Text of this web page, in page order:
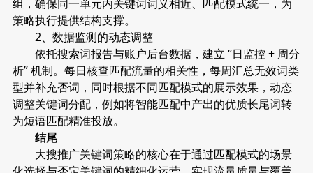
组，确保同一单元内关键词词义相近、匹配模式统一，为
策略执行提供结构支撑。
2、数据监测的动态调整
依托搜索词报告与账户后台数据，建立 “日监控 + 周分
析” 机制。每日核查匹配流量的相关性，每周汇总无效词类
型并补充否词，同时根据不同匹配模式的展示效果，动态
调整关键词分配，例如将智能匹配中产出的优质长尾词转
为短语匹配精准投放。
结尾
大搜推广关键词策略的核心在于通过匹配模式的场景